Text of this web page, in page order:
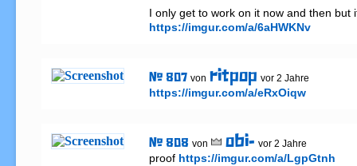
https://imgur.com/a/6aHWKNv
# 807 von ritpop vor 2 Jahre
https://imgur.com/a/eRxOiqw
# 808 von obi- vor 2 Jahre
proof https://imgur.com/a/LgpGtnh